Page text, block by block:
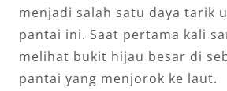
menjadi salah satu daya tarik
pantai ini. Saat pertama kali
melihat bukit hijau besar di
pantai yang menjorok ke laut.